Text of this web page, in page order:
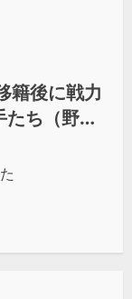
籍後に戦力
ち（野手